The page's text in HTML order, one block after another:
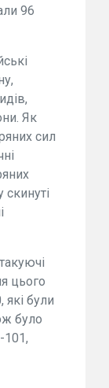
96
Як
сил
цього
які були
було
101,